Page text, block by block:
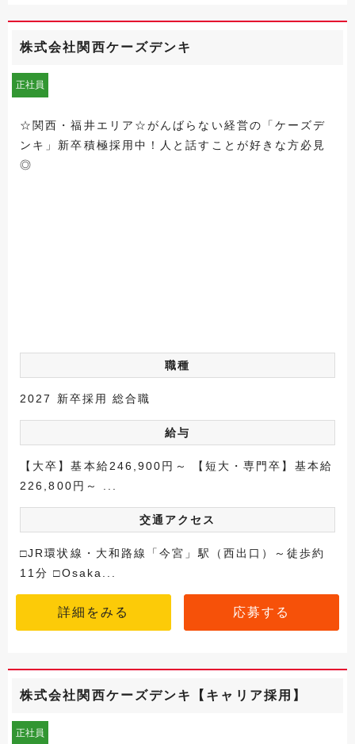
株式会社関西ケーズデンキ
正社員
☆関西・福井エリア☆がんばらない経営の「ケーズデ
ンキ」新卒積極採用中！人と話すことが好きな方必見
◎
職種
2027 新卒採用 総合職
給与
【大卒】基本給246,900円～ 【短大・専門卒】基本給
226,800円～ ...
交通アクセス
□JR環状線・大和路線「今宮」駅（西出口）～徒歩約
11分 □Osaka...
詳細をみる 応募する
株式会社関西ケーズデンキ【キャリア採用】
正社員